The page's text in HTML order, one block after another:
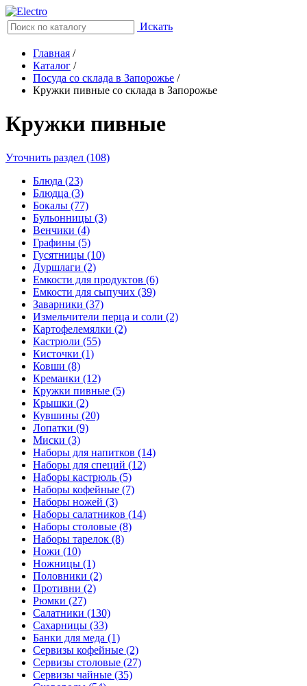
Искать
Главная /
Каталог /
Посуда со склада в Запорожье /
Кружки пивные со склада в Запорожье
Кружки пивные
Уточнить раздел (108)
Блюда (23)
Блюдца (3)
Бокалы (77)
Бульонницы (3)
Венчики (4)
Графины (5)
Гусятницы (10)
Дуршлаги (2)
Емкости для продуктов (6)
Емкости для сыпучих (39)
Заварники (37)
Измельчители перца и соли (2)
Картофелемялки (2)
Кастрюли (55)
Кисточки (1)
Ковши (8)
Креманки (12)
Кружки пивные (5)
Крышки (2)
Кувшины (20)
Лопатки (9)
Миски (3)
Наборы для напитков (14)
Наборы для специй (12)
Наборы кастрюль (5)
Наборы кофейные (7)
Наборы ножей (3)
Наборы салатников (14)
Наборы столовые (8)
Наборы тарелок (8)
Ножи (10)
Ножницы (1)
Половники (2)
Противни (2)
Рюмки (27)
Салатники (130)
Сахарницы (33)
Банки для меда (1)
Сервизы кофейные (2)
Сервизы столовые (27)
Сервизы чайные (35)